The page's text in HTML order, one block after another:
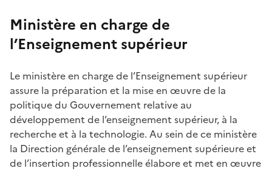
Ministère en charge de
l’Enseignement supérieur
Le ministère en charge de l’Enseignement supérieur
assure la préparation et la mise en œuvre de la
politique du Gouvernement relative au
développement de l’enseignement supérieur, à la
recherche et à la technologie. Au sein de ce ministère
la Direction générale de l’enseignement supérieure et
de l’insertion professionnelle élabore et met en œuvre